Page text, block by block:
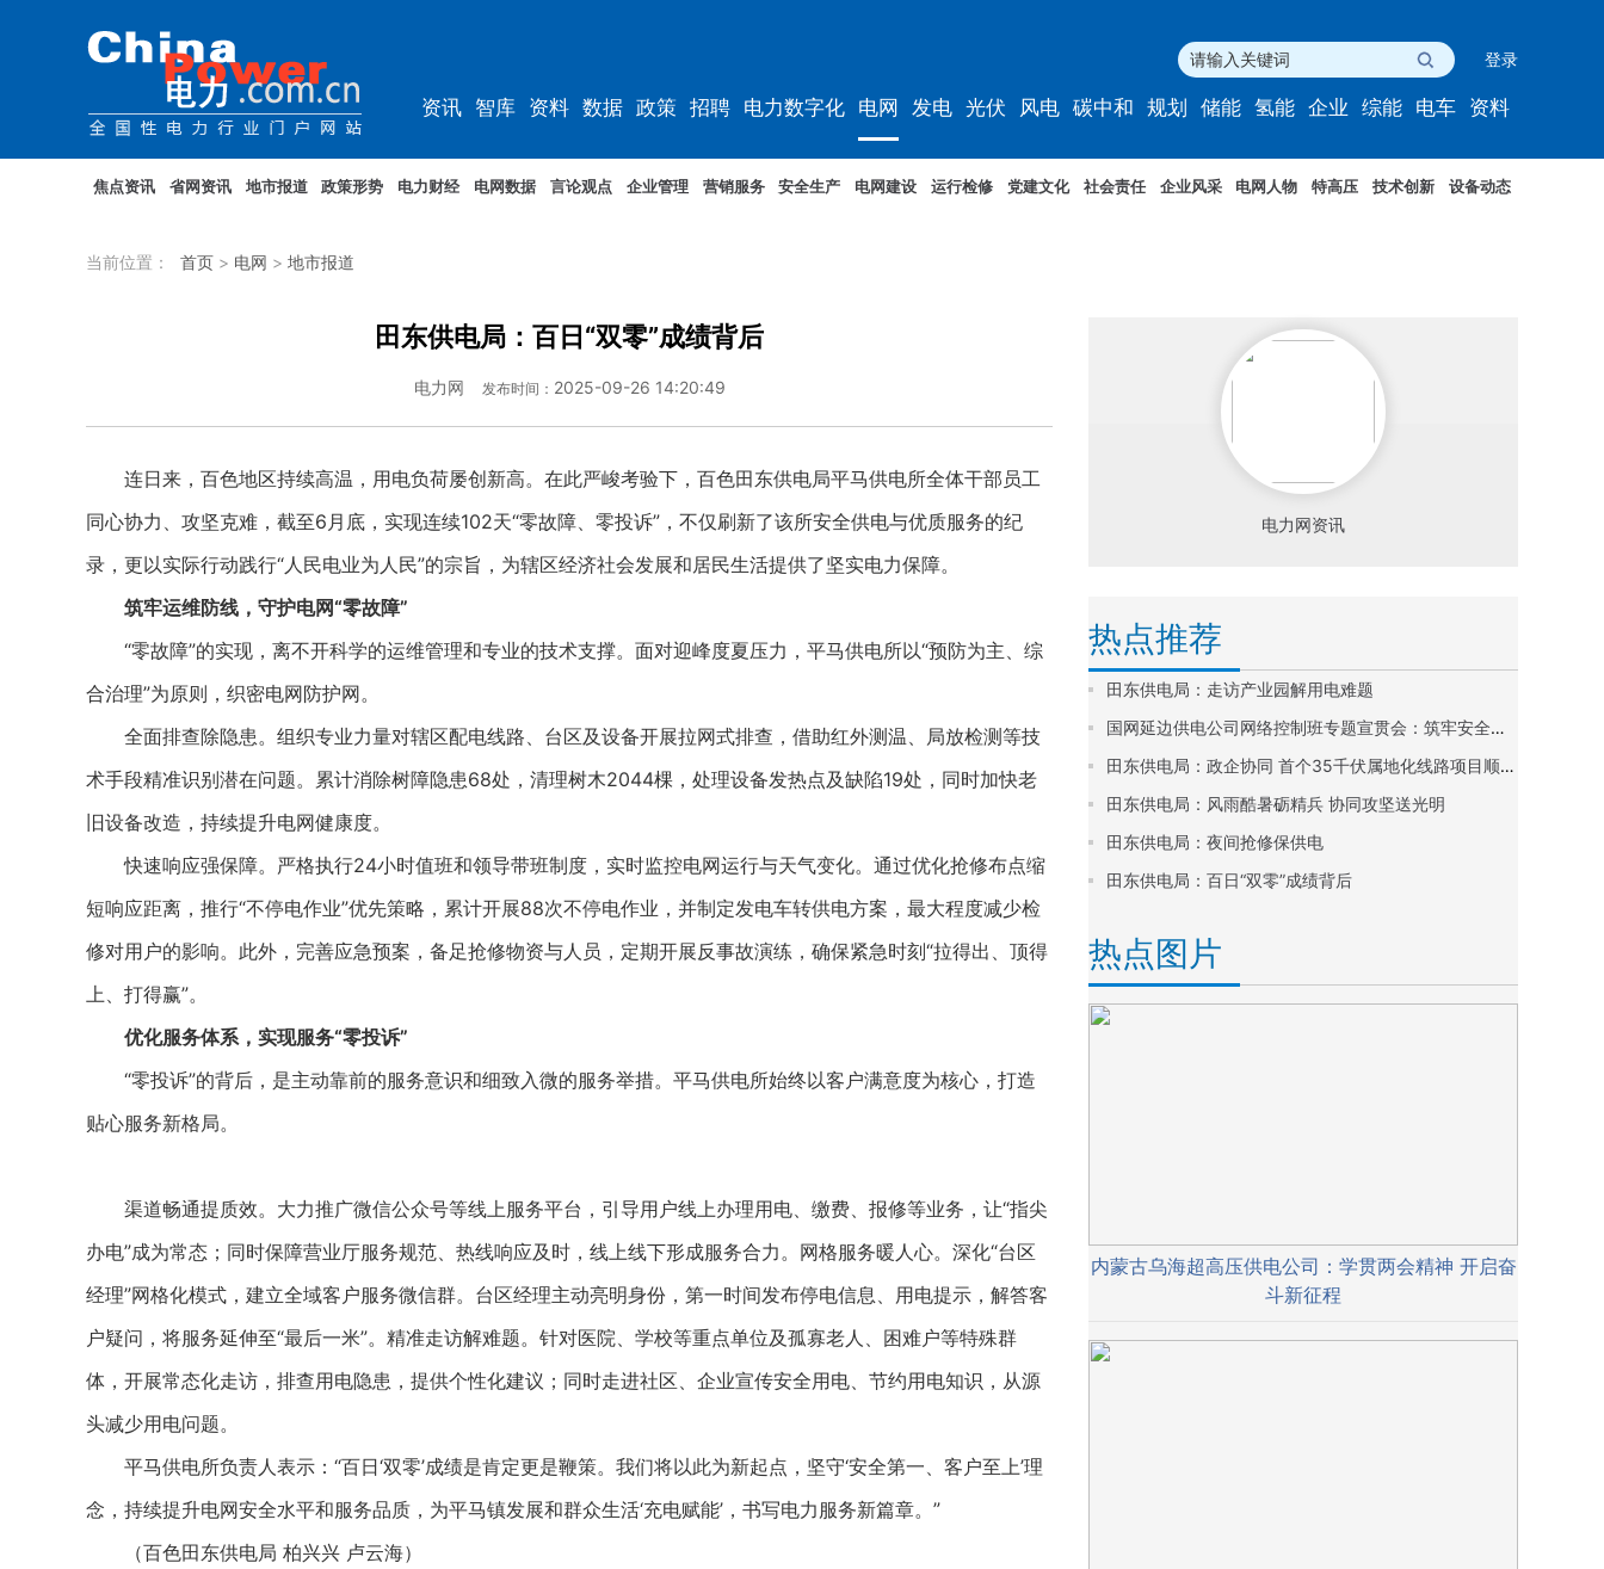
登录
资讯 智库 资料 数据 政策 招聘 电力数字化 电网 发电 光伏 风电 碳中和 规划 储能 氢能 企业 综能 电车 资料
焦点资讯 省网资讯 地市报道 政策形势 电力财经 电网数据 言论观点 企业管理 营销服务 安全生产 电网建设 运行检修 党建文化 社会责任 企业风采 电网人物 特高压 技术创新 设备动态
当前位置： 首页 > 电网 > 地市报道
田东供电局：百日“双零”成绩背后
电力网 发布时间： 2025-09-26 14:20:49
连日来，百色地区持续高温，用电负荷屡创新高。在此严峻考验下，百色田东供电局平马供电所全体干部员工
同心协力、攻坚克难，截至6月底，实现连续102天“零故障、零投诉”，不仅刷新了该所安全供电与优质服务的纪
录，更以实际行动践行“人民电业为人民”的宗旨，为辖区经济社会发展和居民生活提供了坚实电力保障。
筑牢运维防线，守护电网“零故障”
“零故障”的实现，离不开科学的运维管理和专业的技术支撑。面对迎峰度夏压力，平马供电所以“预防为主、综
合治理”为原则，织密电网防护网。
全面排查除隐患。组织专业力量对辖区配电线路、台区及设备开展拉网式排查，借助红外测温、局放检测等技
术手段精准识别潜在问题。累计消除树障隐患68处，清理树木2044棵，处理设备发热点及缺陷19处，同时加快老
旧设备改造，持续提升电网健康度。
快速响应强保障。严格执行24小时值班和领导带班制度，实时监控电网运行与天气变化。通过优化抢修布点缩
短响应距离，推行“不停电作业”优先策略，累计开展88次不停电作业，并制定发电车转供电方案，最大程度减少检
修对用户的影响。此外，完善应急预案，备足抢修物资与人员，定期开展反事故演练，确保紧急时刻“拉得出、顶得
上、打得赢”。
优化服务体系，实现服务“零投诉”
“零投诉”的背后，是主动靠前的服务意识和细致入微的服务举措。平马供电所始终以客户满意度为核心，打造
贴心服务新格局。
渠道畅通提质效。大力推广微信公众号等线上服务平台，引导用户线上办理用电、缴费、报修等业务，让“指尖
办电”成为常态；同时保障营业厅服务规范、热线响应及时，线上线下形成服务合力。网格服务暖人心。深化“台区
经理”网格化模式，建立全域客户服务微信群。台区经理主动亮明身份，第一时间发布停电信息、用电提示，解答客
户疑问，将服务延伸至“最后一米”。精准走访解难题。针对医院、学校等重点单位及孤寡老人、困难户等特殊群
体，开展常态化走访，排查用电隐患，提供个性化建议；同时走进社区、企业宣传安全用电、节约用电知识，从源
头减少用电问题。
平马供电所负责人表示：“百日‘双零’成绩是肯定更是鞭策。我们将以此为新起点，坚守‘安全第一、客户至上’理
念，持续提升电网安全水平和服务品质，为平马镇发展和群众生活‘充电赋能’，书写电力服务新篇章。”
（百色田东供电局 柏兴兴 卢云海）
电力网资讯
热点推荐
田东供电局：走访产业园解用电难题
国网延边供电公司网络控制班专题宣贯会：筑牢安全理念 护航通信网络
田东供电局：政企协同 首个35千伏属地化线路项目顺利开工
田东供电局：风雨酷暑砺精兵 协同攻坚送光明
田东供电局：夜间抢修保供电
田东供电局：百日“双零”成绩背后
热点图片
内蒙古乌海超高压供电公司：学贯两会精神 开启奋
斗新征程